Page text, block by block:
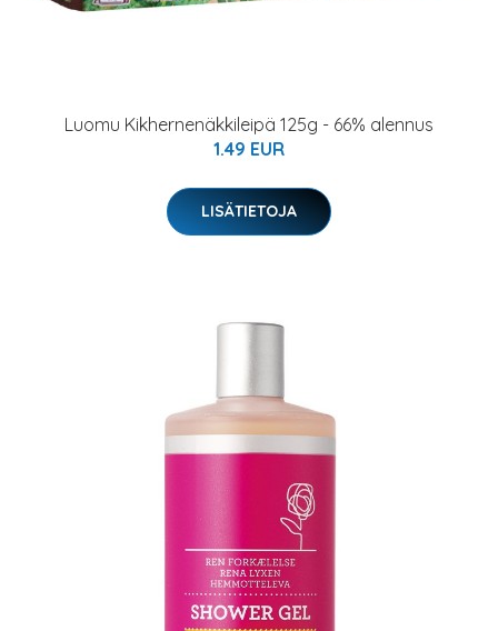
Luomu Kikhernenäkkileipä 125g - 66% alennus
1.49 EUR
LISÄTIETOJA